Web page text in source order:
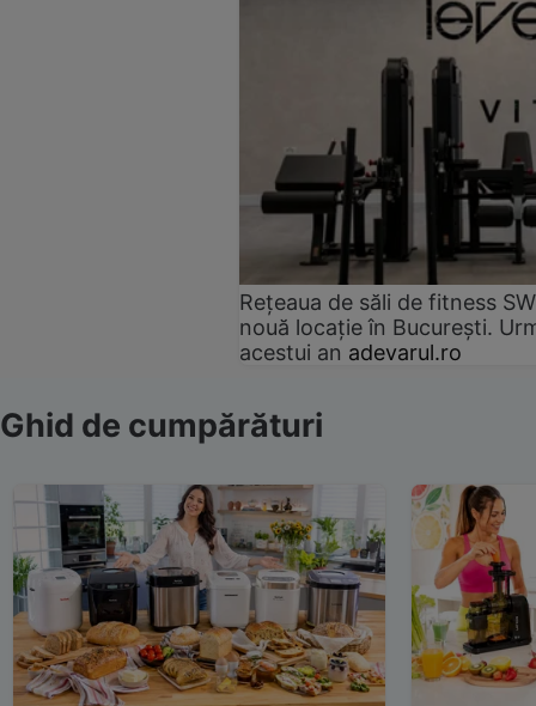
Rețeaua de săli de fitness
nouă locație în București.
acestui an adevarul.ro
Ghid de cumpărături